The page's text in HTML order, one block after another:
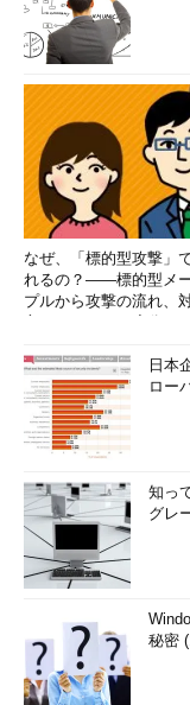
なぜ、「標的型攻撃」
れるの？――標的型メ
プルから攻撃の流れ、
日本
ロー
知っ
グレ
秘密